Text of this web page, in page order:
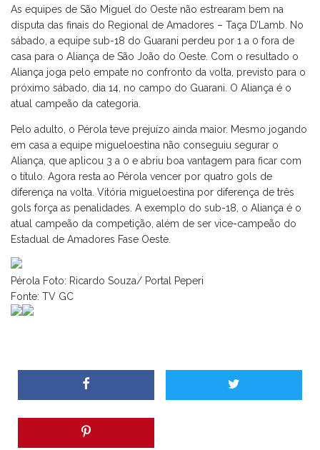
As equipes de São Miguel do Oeste não estrearam bem na
disputa das finais do Regional de Amadores – Taça D’Lamb. No
sábado, a equipe sub-18 do Guarani perdeu por 1 a 0 fora de
casa para o Aliança de São João do Oeste. Com o resultado o
Aliança joga pelo empate no confronto da volta, previsto para o
próximo sábado, dia 14, no campo do Guarani. O Aliança é o
atual campeão da categoria.
Pelo adulto, o Pérola teve prejuízo ainda maior. Mesmo jogando
em casa a equipe migueloestina não conseguiu segurar o
Aliança, que aplicou 3 a 0 e abriu boa vantagem para ficar com
o título. Agora resta ao Pérola vencer por quatro gols de
diferença na volta. Vitória migueloestina por diferença de três
gols força as penalidades. A exemplo do sub-18, o Aliança é o
atual campeão da competição, além de ser vice-campeão do
Estadual de Amadores Fase Oeste.
Pérola Foto: Ricardo Souza/ Portal Peperi
Fonte: TV GC